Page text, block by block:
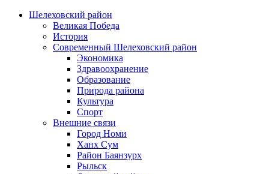
Шелеховский район
Великая Победа
История
Современный Шелеховский район
Экономика
Здравоохранение
Образование
Природа района
Культура
Спорт
Внешние связи
Город Номи
Ханх Сум
Район Баянзурх
Рыльск